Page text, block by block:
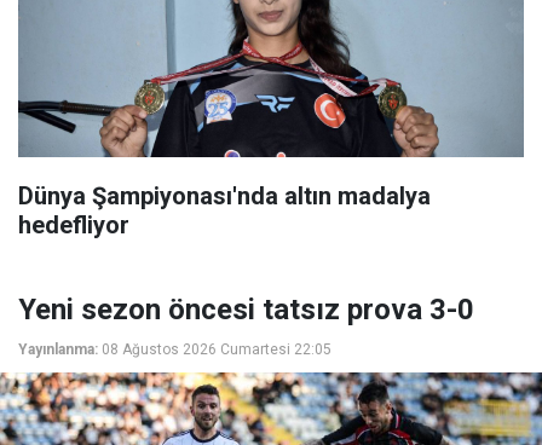
Dünya Şampiyonası'nda altın madalya
hedefliyor
Yeni sezon öncesi tatsız prova 3-0
Yayınlanma: 08 Ağustos 2026 Cumartesi 22:05